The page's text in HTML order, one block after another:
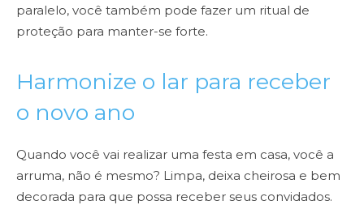
paralelo, você também pode fazer um ritual de
proteção para manter-se forte.
Harmonize o lar para receber
o novo ano
Quando você vai realizar uma festa em casa, você a
arruma, não é mesmo? Limpa, deixa cheirosa e bem
decorada para que possa receber seus convidados.